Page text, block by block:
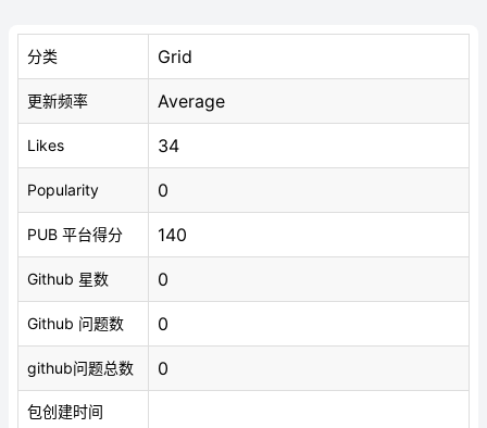
分类 Grid
更新频率 Average
Likes 34
Popularity 0
PUB 平台得分 140
Github 星数 0
Github 问题数 0
github问题总数 0
包创建时间